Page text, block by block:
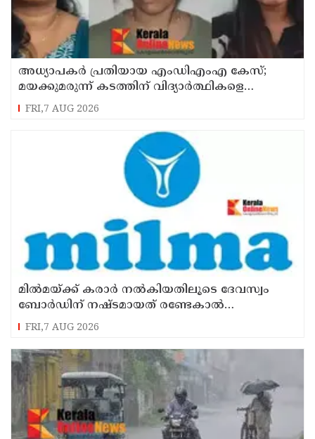
അധ്യാപകര്‍ പ്രതിയായ എംഡിഎംഎ കേസ്;
മയക്കുമരുന്ന് കടത്തിന് വിദ്യാര്‍ത്ഥികളെ
ഉപയോഗിച്ചോ എന്ന് സംശയം
FRI,7 AUG 2026
മില്‍മയ്ക്ക് കരാര്‍ നല്‍കിയതിലൂടെ ദേവസ്വം
ബോര്‍ഡിന് നഷ്ടമായത് രണ്ടേകാല്‍
കോടിയിലധികം രൂപ
FRI,7 AUG 2026